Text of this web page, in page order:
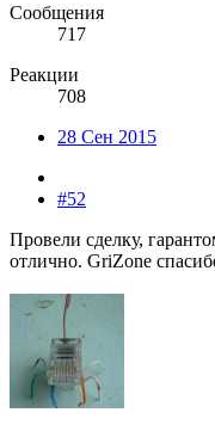
Сообщения
717
Реакции
708
28 Сен 2015
#52
Провели сделку,
отлично. GriZone